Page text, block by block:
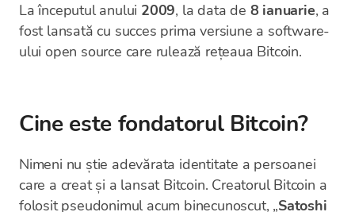
La începutul anului 2009, la data de 8 ianuarie, a
fost lansată cu succes prima versiune a software-
ului open source care rulează rețeaua Bitcoin.
Cine este fondatorul Bitcoin?
Nimeni nu știe adevărata identitate a persoanei
care a creat și a lansat Bitcoin. Creatorul Bitcoin a
folosit pseudonimul acum binecunoscut, „Satoshi